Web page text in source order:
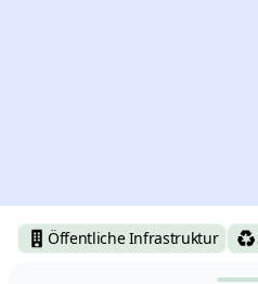
Öffentliche Infrastruktur